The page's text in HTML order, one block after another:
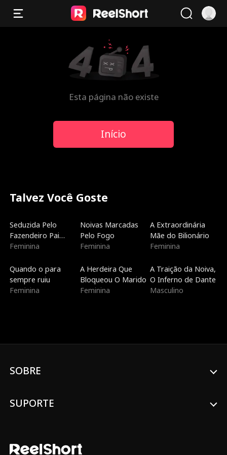
Esta página não existe
Início
Talvez Você Goste
Seduzida Pelo
Fazendeiro Pai
Solteiro
Feminina
Noivas Marcadas
Pelo Fogo
Feminina
A Extraordinária
Mãe do Bilionário
Feminina
Quando o para
sempre ruiu
Feminina
A Herdeira Que
Bloqueou O Marido
Feminina
A Traição da Noiva,
O Inferno de Dante
Masculino
SOBRE
SUPORTE